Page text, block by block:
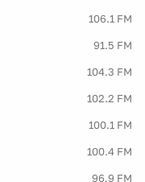
106.1 FM
91.5 FM
104.3 FM
102.2 FM
100.1 FM
100.4 FM
96.9 FM